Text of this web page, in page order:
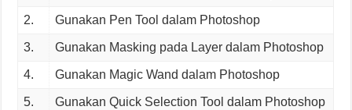
2. Gunakan Pen Tool dalam Photoshop
3. Gunakan Masking pada Layer dalam Photoshop
4. Gunakan Magic Wand dalam Photoshop
5. Gunakan Quick Selection Tool dalam Photoshop